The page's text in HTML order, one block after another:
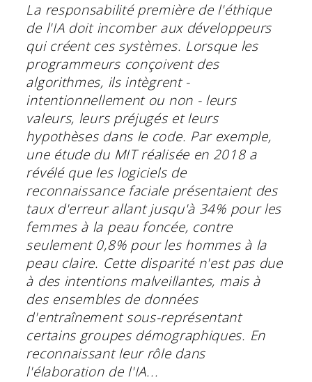
La responsabilité première de l'éthique
de l'IA doit incomber aux développeurs
qui créent ces systèmes. Lorsque les
programmeurs conçoivent des
algorithmes, ils intègrent -
intentionnellement ou non - leurs
valeurs, leurs préjugés et leurs
hypothèses dans le code. Par exemple,
une étude du MIT réalisée en 2018 a
révélé que les logiciels de
reconnaissance faciale présentaient des
taux d'erreur allant jusqu'à 34% pour les
femmes à la peau foncée, contre
seulement 0,8% pour les hommes à la
peau claire. Cette disparité n'est pas due
à des intentions malveillantes, mais à
des ensembles de données
d'entraînement sous-représentant
certains groupes démographiques. En
reconnaissant leur rôle dans
l'élaboration de l'IA...